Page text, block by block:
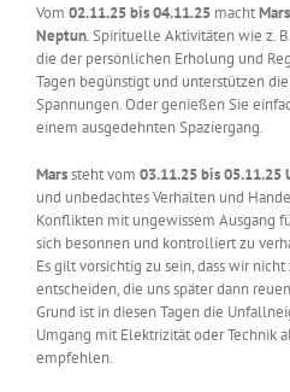
Vom 02.11.25 bis 04.11.25 machtMars
Neptun. Spirituelle Aktivitäten wie z.
die der persönlichen Erholung und
Tagen begünstigt und unterstützen
Spannungen. Oder genießen Sie
einem ausgedehnten Spaziergang.
Marssteht vom 03.11.25 bis 05.11.25
und unbedachtes Verhalten und
Konflikten mit ungewissem Ausgang
sich besonnen und kontrolliert zu
Es gilt vorsichtig zu sein, dass wir
entscheiden, die uns später dann
Grund ist in diesen Tagen die
Umgang mit Elektrizität oder Technik
empfehlen.